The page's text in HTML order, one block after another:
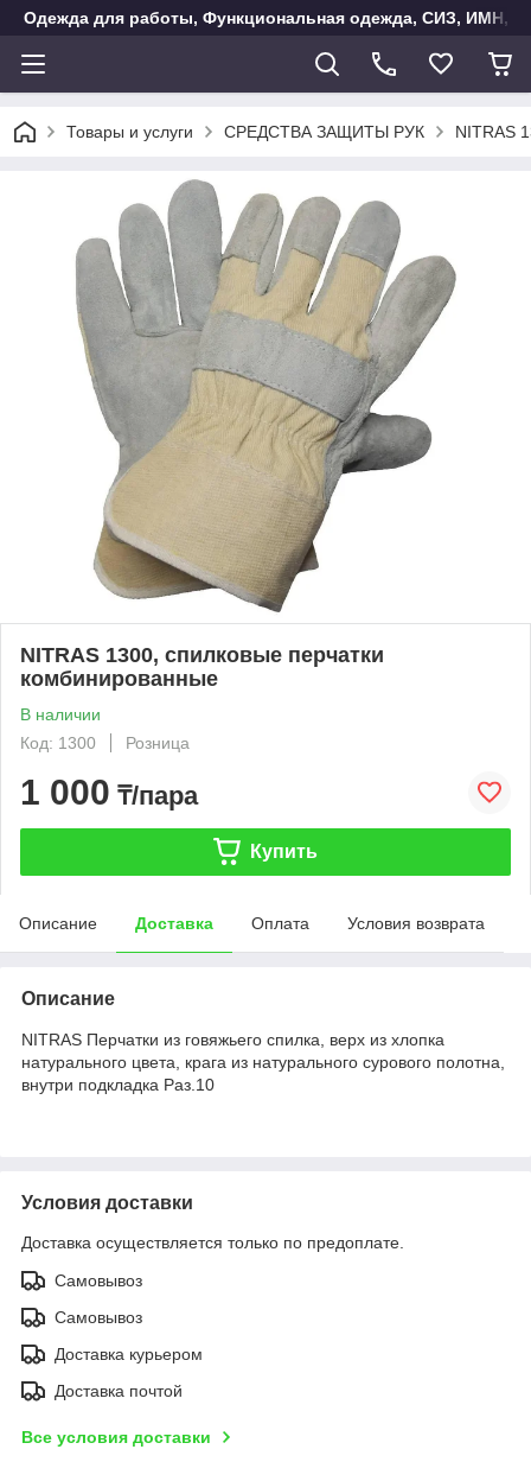
Одежда для работы, Функциональная одежда, СИЗ, ИМН,
Товары и услуги СРЕДСТВА ЗАЩИТЫ РУК NITRAS
NITRAS 1300, спилковые перчатки
комбинированные
В наличии
Код: 1300
Розница
1 000 ₸/пара
Купить
Описание Доставка Оплата Условия возврата
Описание
NITRAS Перчатки из говяжьего спилка, верх из хлопка
натурального цвета, крага из натурального сурового полотна,
внутри подкладка Раз.10
Условия доставки
Доставка осуществляется только по предоплате.
Самовывоз
Самовывоз
Доставка курьером
Доставка почтой
Все условия доставки